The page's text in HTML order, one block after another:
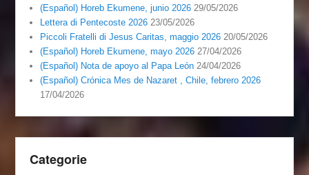
(Español) Horeb Ekumene, junio 2026 29/05/2026
Lettera di Pentecoste 2026 23/05/2026
Piccoli Fratelli di Jesus Caritas, maggio 2026 20/05/2026
(Español) Horeb Ekumene, mayo 2026 27/04/2026
(Español) Nota de apoyo al Papa León 24/04/2026
(Español) Crónica Mes de Nazaret , Chile, febrero 2026
17/04/2026
Categorie